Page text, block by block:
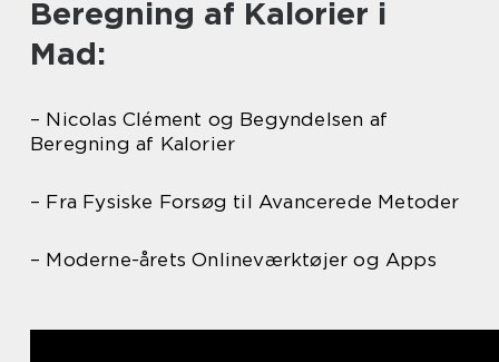
Beregning af Kalorier i
Mad:
– Nicolas Clément og Begyndelsen af
Beregning af Kalorier
– Fra Fysiske Forsøg til Avancerede Metoder
– Moderne-årets Onlineværktøjer og Apps